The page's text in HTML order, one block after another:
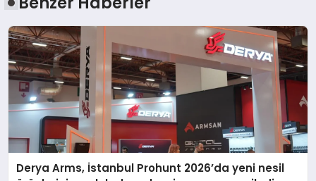
Derya Arms, İstanbul Prohunt 2026’da yeni nesil